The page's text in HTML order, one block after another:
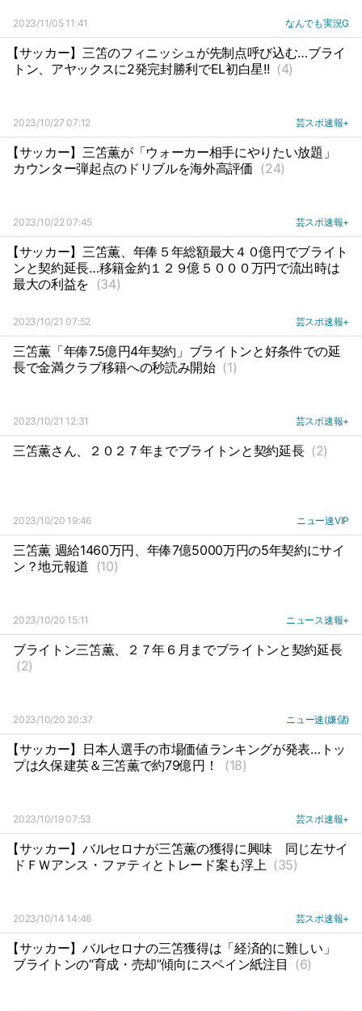
2023/11/05 11:41 なんでも実況G
【サッカー】三笘のフィニッシュが先制点呼び込む…ブライ
トン、アヤックスに2発完封勝利でEL初白星!! (4)
2023/10/27 07:12 芸スポ速報+
【サッカー】三笘薫が「ウォーカー相手にやりたい放題」
カウンター弾起点のドリブルを海外高評価 (24)
2023/10/22 07:45 芸スポ速報+
【サッカー】三笘薫、年俸５年総額最大４０億円でブライト
ンと契約延長…移籍金約１２９億５０００万円で流出時は
最大の利益を (34)
2023/10/21 07:52 芸スポ速報+
三笘薫「年俸7.5億円4年契約」ブライトンと好条件での延
長で金満クラブ移籍への秒読み開始 (1)
2023/10/21 12:31 芸スポ速報+
三笘薫さん、２０２７年までブライトンと契約延長 (2)
2023/10/20 19:46 ニュー速VIP
三笘薫 週給1460万円、年俸7億5000万円の5年契約にサイ
ン？地元報道 (10)
2023/10/20 15:11 ニュース速報+
ブライトン三笘薫、２７年６月までブライトンと契約延長
(2)
2023/10/20 20:37 ニュー速(嫌儲)
【サッカー】日本人選手の市場価値ランキングが発表…トッ
プは久保建英＆三笘薫で約79億円！
(18)
2023/10/19 07:53 芸スポ速報+
【サッカー】バルセロナが三笘薫の獲得に興味
同じ左サイ
ドＦＷアンス・ファティとトレード案も浮上 (35)
2023/10/14 14:46 芸スポ速報+
【サッカー】バルセロナの三笘獲得は「経済的に難しい」
ブライトンの“育成・売却”傾向にスペイン紙注目 (6)